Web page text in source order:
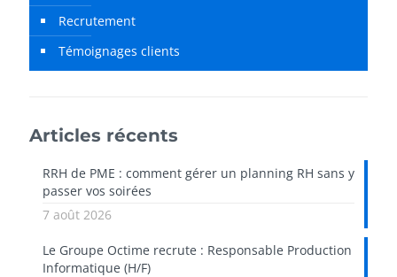
Recrutement
Témoignages clients
Articles récents
RRH de PME : comment gérer un planning RH sans y
passer vos soirées
7 août 2026
Le Groupe Octime recrute : Responsable Production
Informatique (H/F)